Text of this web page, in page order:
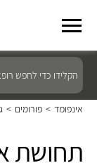
הקלידו
כדי
לחפש
רופאים,
מידע
ועוד...
אינפומד > פורומים >
תחושת